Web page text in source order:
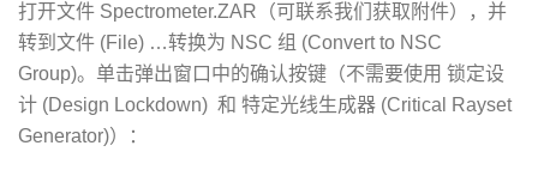
打开文件 Spectrometer.ZAR（可联系我们获取附件），并
转到文件 (File) …转换为 NSC 组 (Convert to NSC
Group)。单击弹出窗口中的确认按键（不需要使用 锁定设
计 (Design Lockdown) 和 特定光线生成器 (Critical Rayset
Generator)）：